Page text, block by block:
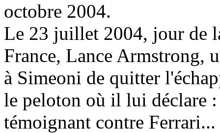
octobre 2004.
Le 23 juillet 2004, jour de
France, Lance Armstrong,
à Simeoni de quitter
le peloton où il lui déclare
témoignant contre